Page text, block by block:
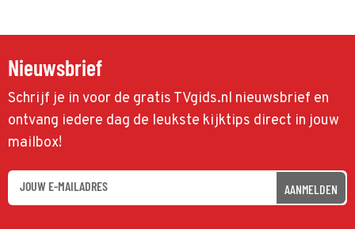
Nieuwsbrief
Schrijf je in voor de gratis TVgids.nl nieuwsbrief en
ontvang iedere dag de leukste kijktips direct in jouw
mailbox!
AANMELDEN